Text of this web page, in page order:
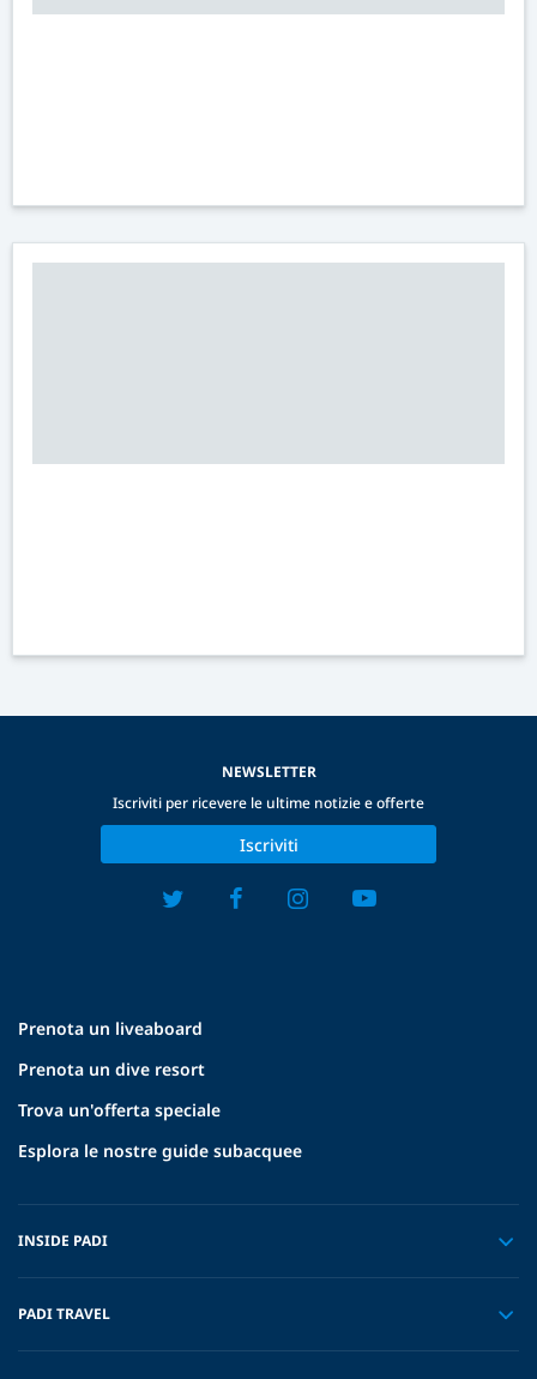
Prenota un liveaboard
Prenota un dive resort
Trova un'offerta speciale
Esplora le nostre guide subacquee
INSIDE PADI
PADI TRAVEL
NEWSLETTER
Iscriviti per ricevere le ultime notizie e offerte
Iscriviti